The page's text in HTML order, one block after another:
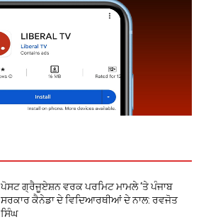
ਪੋਸਟ ਗ੍ਰੈਜੂਏਸ਼ਨ ਵਰਕ ਪਰਮਿਟ ਮਾਮਲੇ ‘ਤੇ ਪੰਜਾਬ
ਸਰਕਾਰ ਕੈਨੇਡਾ ਦੇ ਵਿਦਿਆਰਥੀਆਂ ਦੇ ਨਾਲ: ਰਵਜੋਤ
ਸਿੰਘ